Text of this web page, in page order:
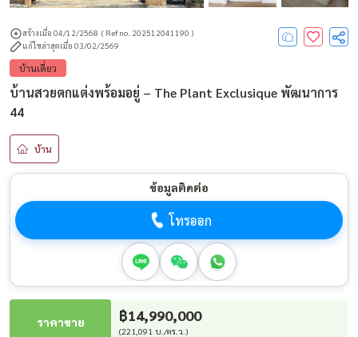
สร้างเมื่อ 04/12/2568 ( Ref no. 202512041190 )
แก้ไขล่าสุดเมื่อ 03/02/2569
บ้านเดี่ยว
บ้านสวยตกแต่งพร้อมอยู่ – The Plant Exclusique พัฒนาการ
44
บ้าน
ข้อมูลติดต่อ
โทรออก
ราคาขาย ฿14,990,000
(221,091 บ./ตร.ว.)